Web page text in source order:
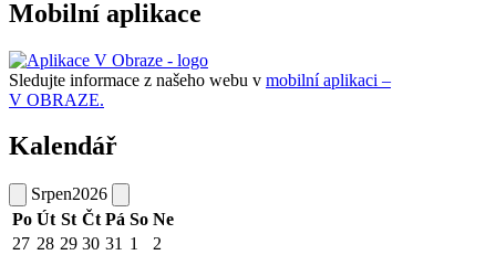
Mobilní aplikace
Sledujte informace z našeho webu v mobilní aplikaci –
V OBRAZE.
Kalendář
Srpen2026
Po Út St Čt Pá So Ne
27 28 29 30 31 1
2